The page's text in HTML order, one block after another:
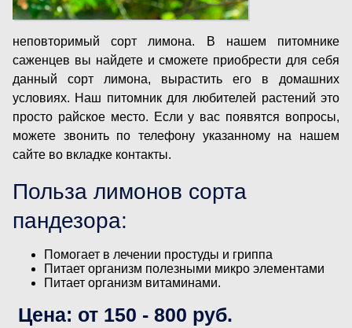
неповторимый сорт лимона. В нашем питомнике
саженцев вы найдете и сможете приобрести для себя
данный сорт лимона, вырастить его в домашних
условиях. Наш питомник для любителей растений это
просто райское место. Если у вас появятся вопросы,
можете звонить по телефону указанному на нашем
сайте во вкладке контакты.
Польза лимонов сорта
пандезора:
Помогает в лечении простуды и гриппа
Питает организм полезными микро элементами
Питает организм витаминами.
Цена: от 150 - 800 руб.